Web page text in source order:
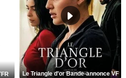
Le Triangle d'or Bande-annonce VF